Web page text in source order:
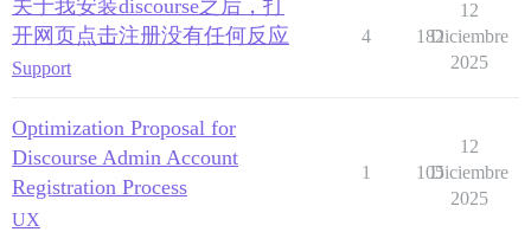
关于我安装discourse之后，打
开网页点击注册没有任何反应
Support
4 182
12
Diciembre
2025
Optimization Proposal for
Discourse Admin Account
Registration Process
UX
1 105
12
Diciembre
2025